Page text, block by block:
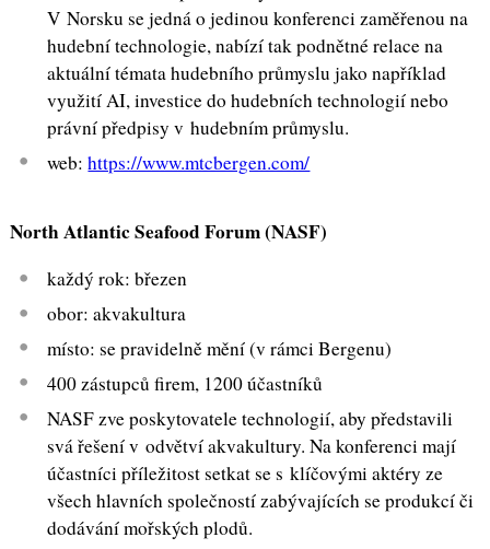
V Norsku se jedná o jedinou konferenci zaměřenou na
hudební technologie, nabízí tak podnětné relace na
aktuální témata hudebního průmyslu jako například
využití AI, investice do hudebních technologií nebo
právní předpisy v hudebním průmyslu.
web:https://www.mtcbergen.com/
North Atlantic Seafood Forum (NASF)
každý rok: březen
obor: akvakultura
místo: se pravidelně mění (v rámci Bergenu)
400 zástupců firem, 1200 účastníků
NASF zve poskytovatele technologií, aby představili
svá řešení v odvětví akvakultury. Na konferenci mají
účastníci příležitost setkat se s klíčovými aktéry ze
všech hlavních společností zabývajících se produkcí či
dodávání mořských plodů.